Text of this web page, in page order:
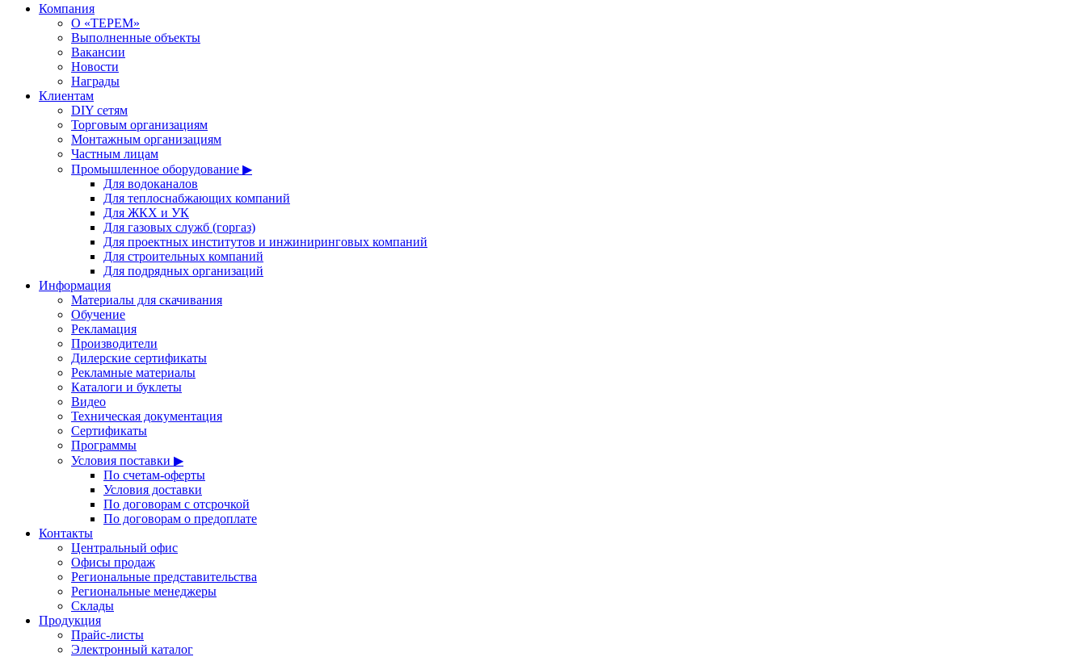
Компания
О «ТЕРЕМ»
Выполненные объекты
Вакансии
Новости
Награды
Клиентам
DIY сетям
Торговым организациям
Монтажным организациям
Частным лицам
Промышленное оборудование ▶
Для водоканалов
Для теплоснабжающих компаний
Для ЖКХ и УК
Для газовых служб (горгаз)
Для проектных институтов и инжиниринговых компаний
Для строительных компаний
Для подрядных организаций
Информация
Материалы для скачивания
Обучение
Рекламация
Производители
Дилерские сертификаты
Рекламные материалы
Каталоги и буклеты
Видео
Техническая документация
Сертификаты
Программы
Условия поставки ▶
По счетам-оферты
Условия доставки
По договорам с отсрочкой
По договорам о предоплате
Контакты
Центральный офис
Офисы продаж
Региональные представительства
Региональные менеджеры
Склады
Продукция
Прайс-листы
Электронный каталог